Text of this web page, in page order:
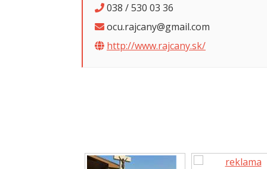
038 / 530 03 36
ocu.rajcany@gmail.com
http://www.rajcany.sk/